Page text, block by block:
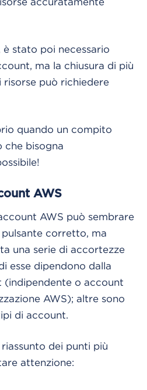
stato poi necessario
ma la chiusura di più
può richiedere
quando un compito
che bisogna
AWS
AWS può sembrare
corretto, ma
una serie di accortezze
esse dipendono dalla
(indipendente o account
AWS); altre sono
di account.
dei punti più
attenzione: